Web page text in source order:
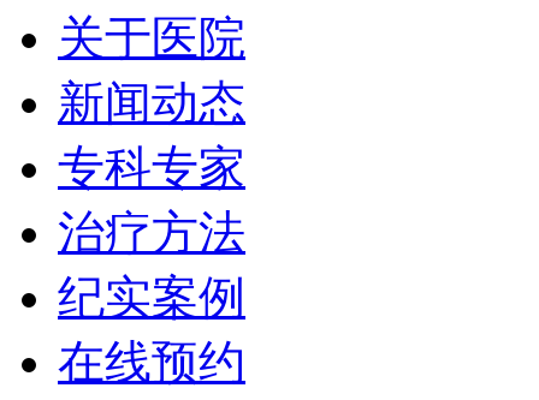
关于医院
新闻动态
专科专家
治疗方法
纪实案例
在线预约